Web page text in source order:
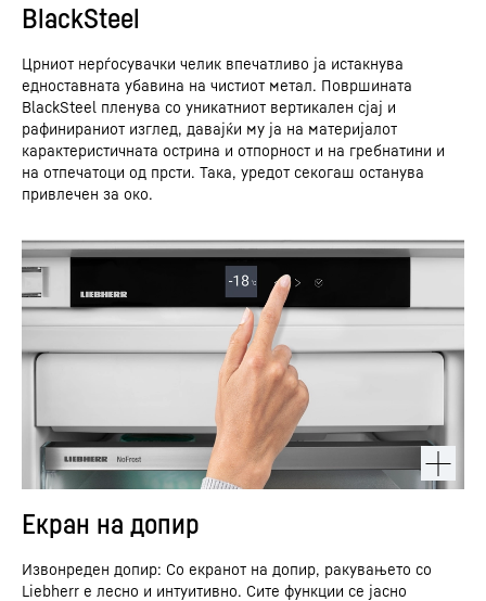
BlackSteel
Црниот нерѓосувачки челик впечатливо ја истакнува
едноставната убавина на чистиот метал. Површината
BlackSteel пленува со уникатниот вертикален сјај и
рафинираниот изглед, давајќи му ја на материјалот
карактеристичната острина и отпорност и на гребнатини и
на отпечатоци од прсти. Така, уредот секогаш останува
привлечен за око.
Екран на допир
Извонреден допир: Со екранот на допир, ракувањето со
Liebherr е лесно и интуитивно. Сите функции се јасно